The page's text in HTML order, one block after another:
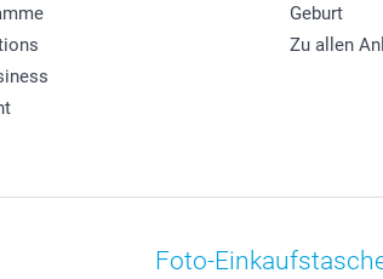
Geburt
Zu allen
Foto-